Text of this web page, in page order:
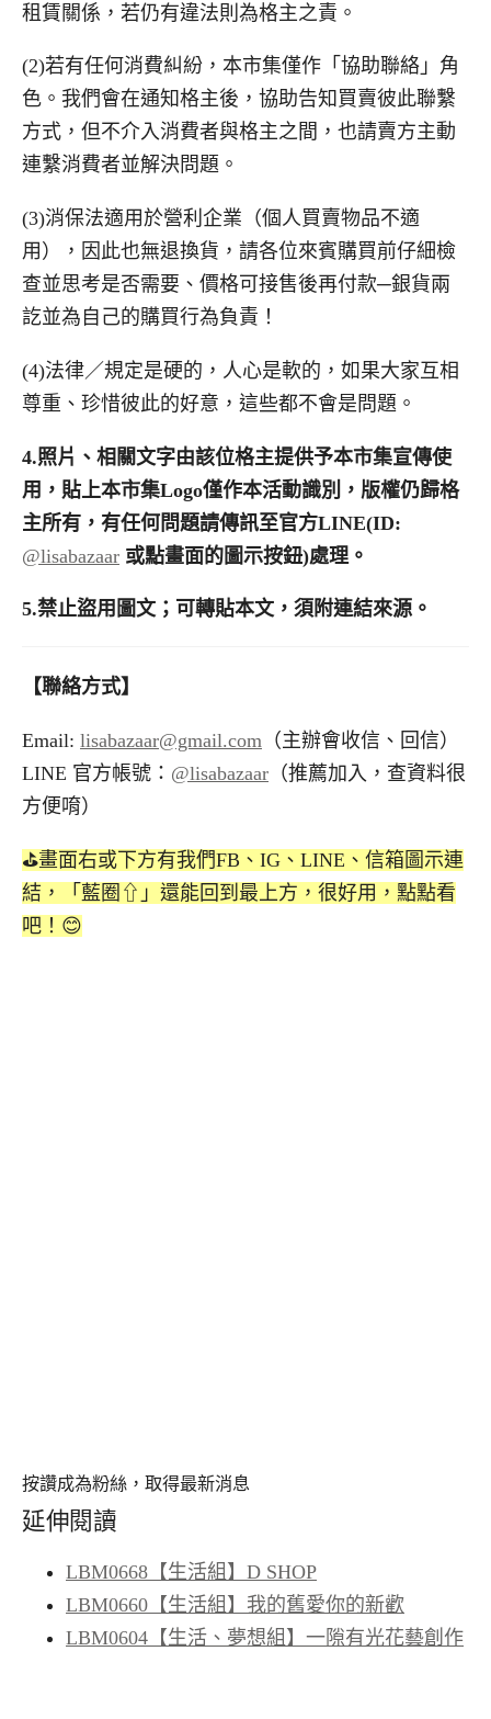
租賃關係，若仍有違法則為格主之責。
(2)若有任何消費糾紛，本市集僅作「協助聯絡」角
色。我們會在通知格主後，協助告知買賣彼此聯繫
方式，但不介入消費者與格主之間，也請賣方主動
連繫消費者並解決問題。
(3)消保法適用於營利企業（個人買賣物品不適
用），因此也無退換貨，請各位來賓購買前仔細檢
查並思考是否需要、價格可接售後再付款─銀貨兩
訖並為自己的購買行為負責！
(4)法律／規定是硬的，人心是軟的，如果大家互相
尊重、珍惜彼此的好意，這些都不會是問題。
4.照片、相關文字由該位格主提供予本市集宣傳使
用，貼上本市集Logo僅作本活動識別，版權仍歸格
主所有，有任何問題請傳訊至官方LINE(ID:
@lisabazaar 或點畫面的圖示按鈕)處理。
5.禁止盜用圖文；可轉貼本文，須附連結來源。
【聯絡方式】
Email: lisabazaar@gmail.com （主辦會收信、回信）
LINE 官方帳號： @lisabazaar （推薦加入，查資料很
方便唷）
⛳️畫面右或下方有我們FB、IG、LINE、信箱圖示連
結，「藍圈⇧」還能回到最上方，很好用，點點看
吧！😊
按讚成為粉絲，取得最新消息
延伸閱讀
LBM0668【生活組】D SHOP
LBM0660【生活組】我的舊愛你的新歡
LBM0604【生活、夢想組】一隙有光花藝創作